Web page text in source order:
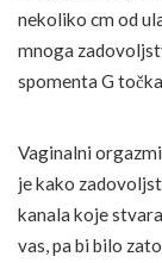
nekoliko cm od
mnoga
spomenta G
Vaginalni
je kako
kanala koje
vas, pa bi bilo